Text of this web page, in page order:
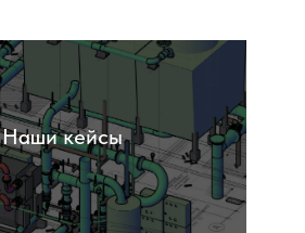
Наши кейсы